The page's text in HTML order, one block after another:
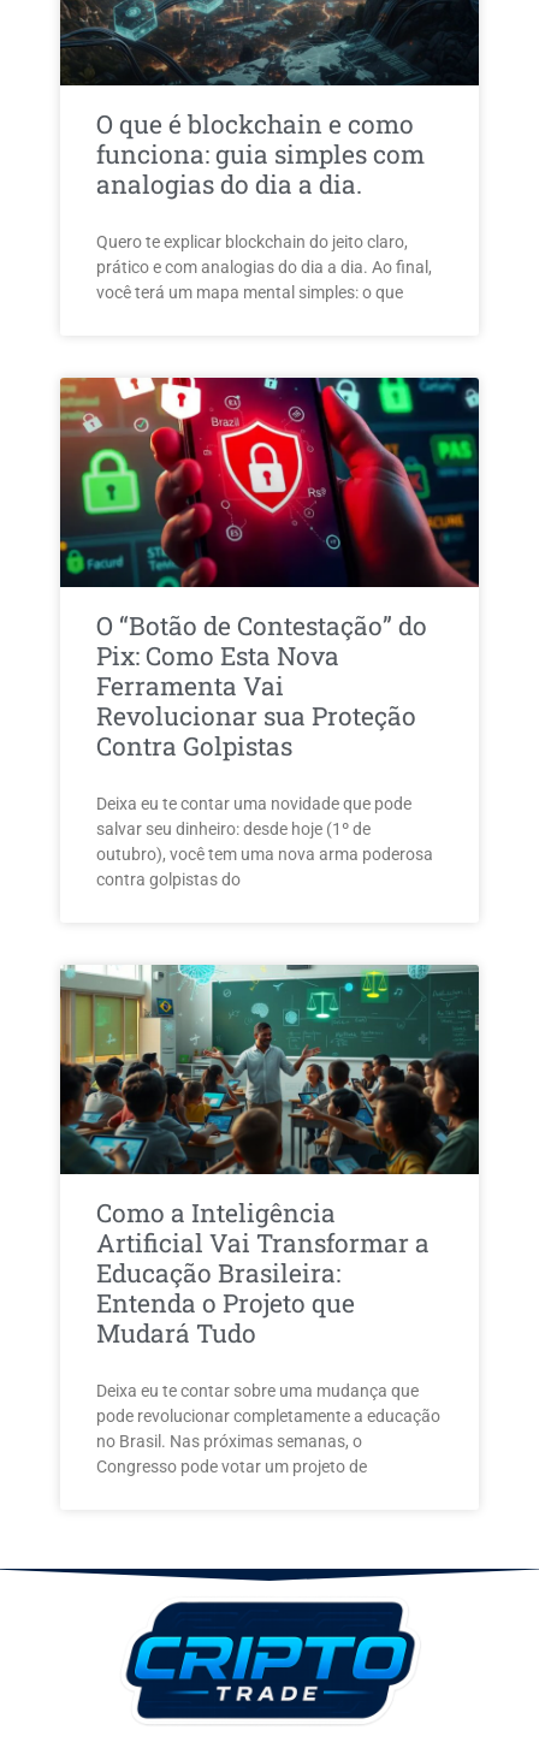
O que é blockchain e como
funciona: guia simples com
analogias do dia a dia.
Quero te explicar blockchain do jeito claro,
prático e com analogias do dia a dia. Ao final,
você terá um mapa mental simples: o que
O “Botão de Contestação” do
Pix: Como Esta Nova
Ferramenta Vai
Revolucionar sua Proteção
Contra Golpistas
Deixa eu te contar uma novidade que pode
salvar seu dinheiro: desde hoje (1º de
outubro), você tem uma nova arma poderosa
contra golpistas do
Como a Inteligência
Artificial Vai Transformar a
Educação Brasileira:
Entenda o Projeto que
Mudará Tudo
Deixa eu te contar sobre uma mudança que
pode revolucionar completamente a educação
no Brasil. Nas próximas semanas, o
Congresso pode votar um projeto de